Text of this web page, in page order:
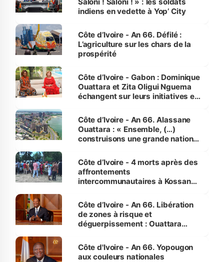
indiens en vedette à Yop’ City
Côte d’Ivoire - An 66. Défilé :
L’agriculture sur les chars de la
prospérité
Côte d’Ivoire - Gabon : Dominique
Ouattara et Zita Oligui Nguema
échangent sur leurs initiatives en
enfants
Côte d’Ivoire - An 66. Alassane
Ouattara : « Ensemble, (…)
construisons une grande nation
générations futures »
Côte d’Ivoire - 4 morts après des
affrontements
intercommunautaires à Kossandji
milieu des sinistrés
Côte d’Ivoire - An 66. Libération
de zones à risque et
déguerpissement : Ouattara
l'Etat de droit pour préserver les
vies humaines »
Côte d'Ivoire - An 66. Yopougon
aux couleurs nationales